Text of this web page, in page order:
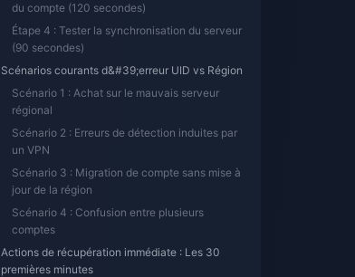
€ 3.75
Acheter
maintenant
€ 0.86
Acheter
du compte (120 secondes)
Étape 4 : Tester la synchronisation du serveur
(90 secondes)
Scénarios courants d&#39;erreur UID vs Région
Scénario 1 : Achat sur le mauvais serveur
régional
Scénario 2 : Erreurs de détection induites par
un VPN
Scénario 3 : Migration de compte sans mise à
jour de la région
Scénario 4 : Confusion entre plusieurs
comptes
Actions de récupération immédiate : Les 30
premières minutes